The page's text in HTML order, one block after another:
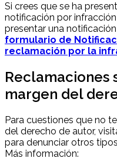
Si crees que se ha
notificación por
presentar una
formulario de
reclamación por la
Reclamaciones
margen del
Para cuestiones que no
del derecho de autor,
para denunciar otros
Más información: